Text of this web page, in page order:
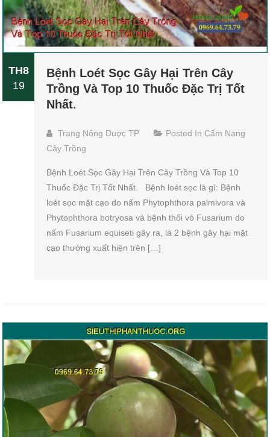
TH8
19
Bệnh Loét Sọc Gây Hại Trên Cây
Trồng Và Top 10 Thuốc Đặc Trị Tốt
Nhất.
Trang Nông Duợc TP Posted In Cẩm Nang
Cây Trồng
Bệnh Loét Sọc Gây Hại Trên Cây Trồng Và Top 10
Thuốc Đặc Trị Tốt Nhất. Bệnh loét sọc là gì: Bệnh
loét sọc mặt cạo do nấm Phytophthora palmivora và
Phytophthora botryosa và bệnh thối vỏ Fusarium do
nấm Fusarium equiseti gây ra, là 2 bệnh gây hại mặt
cạo thường xuất hiện trên […]